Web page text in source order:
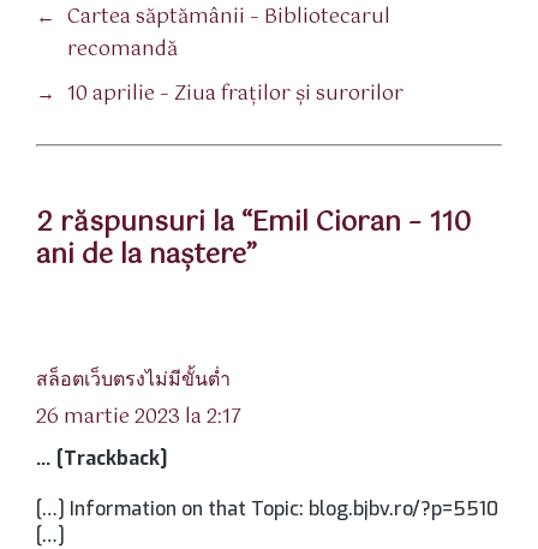
← Cartea săptămânii – Bibliotecarul
recomandă
→ 10 aprilie – Ziua fraților și surorilor
2 răspunsuri la “Emil Cioran – 110
ani de la naștere”
สล็อตเว็บตรงไม่มีขั้นต่ำ
26 martie 2023 la 2:17
… [Trackback]
[…] Information on that Topic: blog.bjbv.ro/?p=5510
[…]